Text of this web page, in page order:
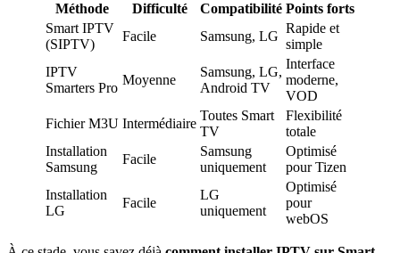
Méthode Difficulté Compatibilité Points forts
Smart IPTV
(SIPTV)
Facile Samsung, LG
Rapide et
simple
IPTV
Smarters Pro
Moyenne
Samsung, LG,
Android TV
Interface
moderne,
VOD
Fichier M3U Intermédiaire
Toutes Smart
TV
Flexibilité
totale
Installation
Samsung
Facile
Samsung
uniquement
Optimisé
pour Tizen
Installation
LG
Facile
LG
uniquement
Optimisé
pour
webOS